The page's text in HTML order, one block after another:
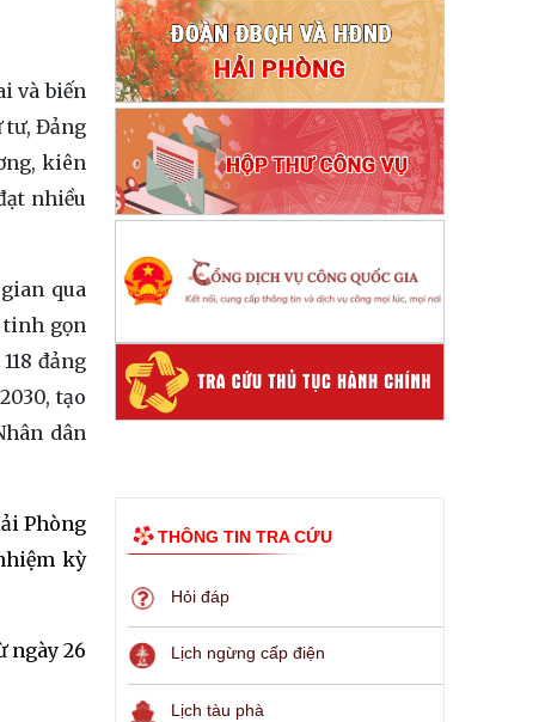
và biến
tư, Đảng
kiên
nhiều
qua
tinh gọn
đảng
tạo
dân
Phòng
kỳ
ngày 26
THÔNG TIN TRA CỨU
Hỏi đáp
Lịch ngừng cấp điện
Lịch tàu phà